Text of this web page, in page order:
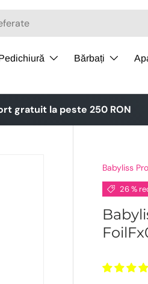
Bărbați
gratuit la peste 250 RON
Babyliss Pro
26 %